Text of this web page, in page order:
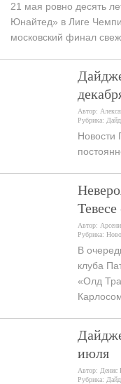
21 мая ровно десять
Юнайтед» в Лиге
московский финал
Автор:
Рубрика:
Новости
Автор:
Рубрика:
В
клуба
«Олд
июля
Автор: Денис
Рубрика: